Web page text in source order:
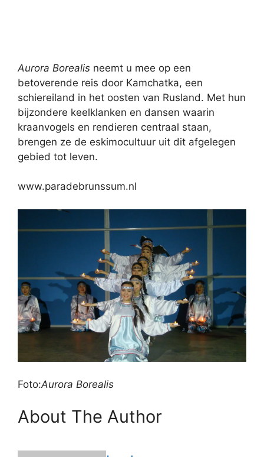
Aurora Borealis neemt u mee op een
betoverende reis door Kamchatka, een
schiereiland in het oosten van Rusland. Met hun
bijzondere keelklanken en dansen waarin
kraanvogels en rendieren centraal staan,
brengen ze de eskimocultuur uit dit afgelegen
gebied tot leven.
www.paradebrunssum.nl
Foto:Aurora Borealis
About The Author